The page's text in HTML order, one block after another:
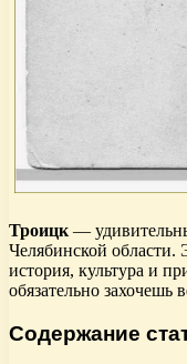
Троицк —
Челябинской области.
история, культура и
обязательно захочешь
Содержание